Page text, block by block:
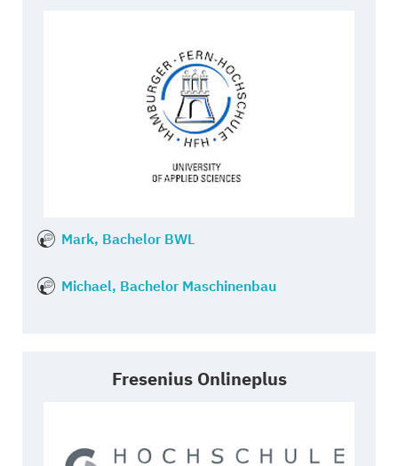
Mark, Bachelor BWL
Michael, Bachelor Maschinenbau
Fresenius Onlineplus